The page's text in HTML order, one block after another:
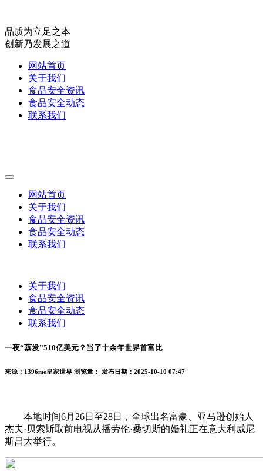
品质为立足之本
创新乃发展之道
网站首页
关于我们
食品安全资讯
食品安全动态
联系我们
网站首页
关于我们
食品安全资讯
食品安全动态
联系我们
关于我们
食品安全资讯
食品安全动态
联系我们
一夜“蒸发”510亿美元？当了十余年世界首富比
来源：1396me皇家世界 浏览量： 发布日期：2025-10-10 07:47
本地时间6月26日至28日，全球出名富豪、亚马逊创始人
杰夫·贝索斯取前电视从播劳伦·桑切斯的婚礼正在意大利威尼
斯昌大举行。